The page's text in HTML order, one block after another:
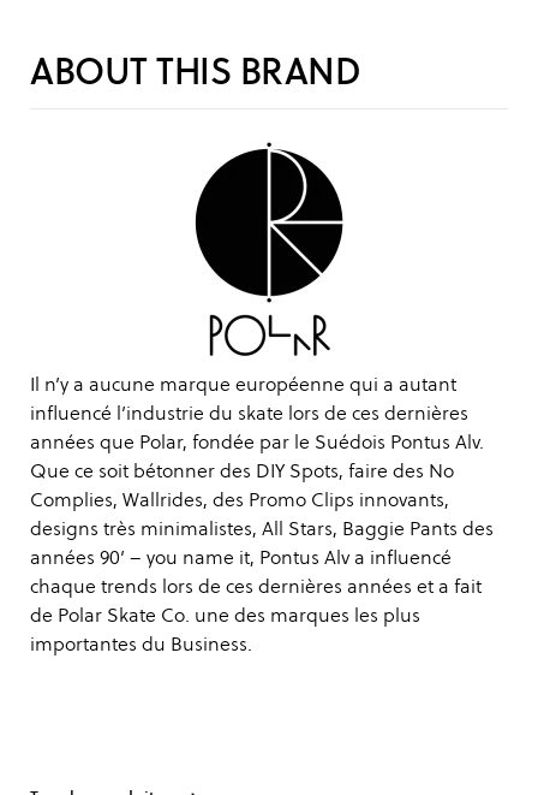
ABOUT THIS BRAND
Il n’y a aucune marque européenne qui a autant
influencé l’industrie du skate lors de ces dernières
années que Polar, fondée par le Suédois Pontus Alv.
Que ce soit bétonner des DIY Spots, faire des No
Complies, Wallrides, des Promo Clips innovants,
designs très minimalistes, All Stars, Baggie Pants des
années 90’ – you name it, Pontus Alv a influencé
chaque trends lors de ces dernières années et a fait
de Polar Skate Co. une des marques les plus
importantes du Business.